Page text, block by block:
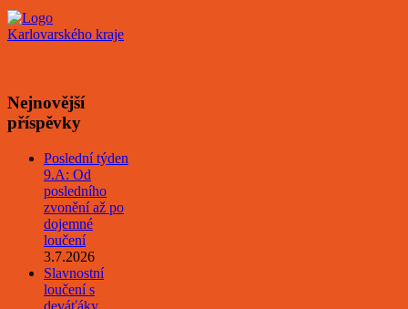
Nejnovější
příspěvky
Poslední týden
9.A: Od
posledního
zvonění až po
dojemné
loučení
3.7.2026
Slavnostní
loučení s
deváťáky